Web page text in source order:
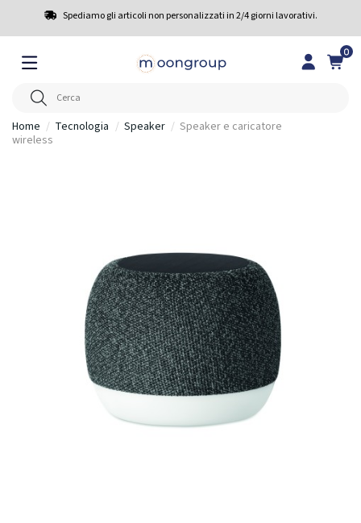
Spediamo gli articoli non personalizzati in 2/4 giorni lavorativi.
0
Home Tecnologia Speaker
Speaker e caricatore
wireless